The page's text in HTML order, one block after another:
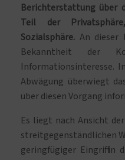
Berichterstattung über
Teil der
Sozialsphäre. An dieser
Bekanntheit der
Informationsinteresse.
Abwägung überwiegt
über diesen Vorgang
Es liegt nach Ansicht
streitgegenständlichen
geringfügiger Eingriff in